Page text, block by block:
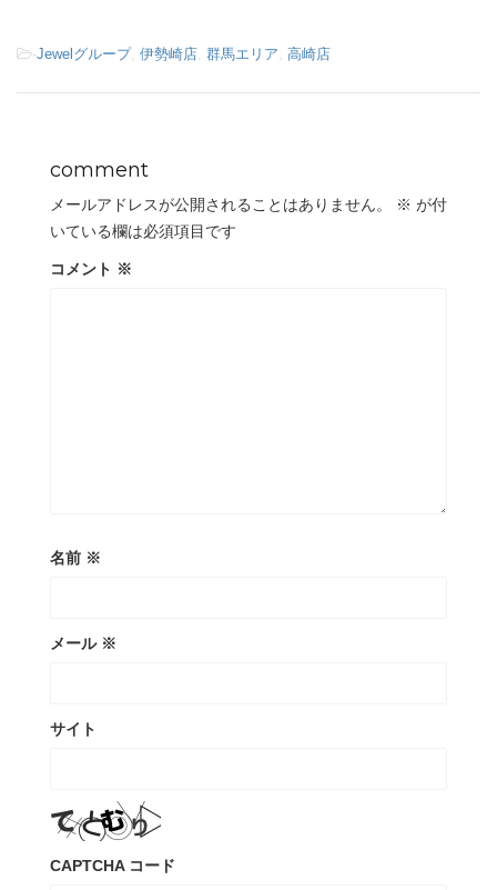
-Jewelグループ, 伊勢崎店 群馬エリア 高崎店
comment
メールアドレスが公開されることはありません。 ※ が付
いている欄は必須項目です
コメント ※
名前 ※
メール ※
サイト
CAPTCHA コード